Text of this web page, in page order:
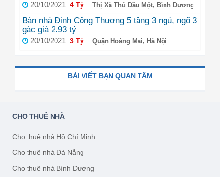
20/10/2021 4 Tỷ Thị Xã Thủ Dầu Một, Bình Dương
Bán nhà Định Công Thượng 5 tầng 3 ngủ, ngõ 3
gác giá 2.93 tỷ
20/10/2021 3 Tỷ Quận Hoàng Mai, Hà Nội
BÀI VIẾT BẠN QUAN TÂM
CHO THUÊ NHÀ
Cho thuê nhà Hồ Chí Minh
Cho thuê nhà Đà Nẵng
Cho thuê nhà Bình Dương